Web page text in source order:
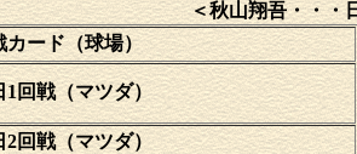
＜秋山翔吾・・・
カード（球場）
1回戦（マツダ）
2回戦（マツダ）